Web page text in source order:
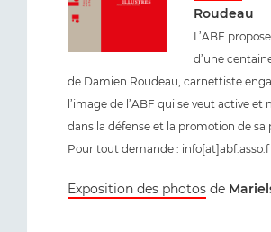
Roudeau
L’ABF
d’une
de Damien Roudeau, carnettiste
l’image de l’ABF qui se veut active et
dans la défense et la promotion de sa
Pour tout demande :
Exposition des photos de